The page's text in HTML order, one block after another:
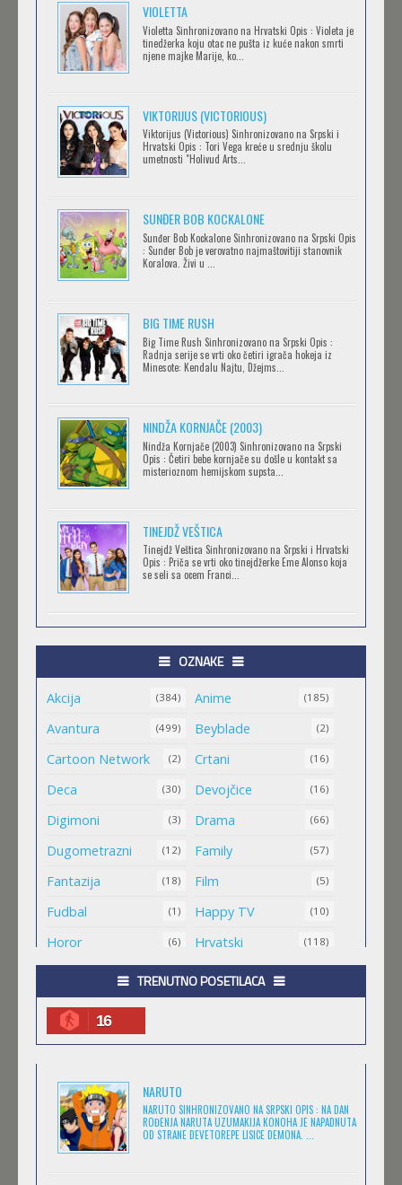
OBLUTAK
SERVAMP
Feb 12 2023 |
2.43: SEIIN HIGH SCHOOL BOYS VOLLEYBALL
TEAM
CLEAN FREAK! AOYAMA-KUN
Feb 12 2023 |Gledaj »
RECORD OF RAGNAROK
Feb 11 2023 |Gledaj »
TORADORA
Feb 11 2023 |Gledaj »
TRIGUN STAMPEDE
Feb 11 2023 |Gledaj »
ORIENT
Feb 11 2023 |Gledaj »
MALI MEDA ČARLI
MAO MAO HEROJI CISTOG SRCA
.HACK//ROOTS
Feb 11 2023 | Gledaj »
.HACK//SIGN
Feb 11 2023 |Gledaj »
VIOLETTA
Violetta Sinhronizovano na Hrvatski Opis : Violeta je
tinedžerka koju otac ne pušta iz kuće nakon smrti
njene majke Marije, ko...
VIKTORIJUS (VICTORIOUS)
Viktorijus (Victorious) Sinhronizovano na Srpski i
Hrvatski Opis : Tori Vega kreće u srednju školu
umetnosti "Holivud Arts...
SUNĐER BOB KOCKALONE
Sunđer Bob Kockalone Sinhronizovano na Srpski Opis
: Sunđer Bob je verovatno najmaštovitiji stanovnik
Koralova. Živi u ...
BIG TIME RUSH
Big Time Rush Sinhronizovano na Srpski Opis :
Radnja serije se vrti oko četiri igrača hokeja iz
Minesote: Kendalu Najtu, Džejms...
NINDŽA KORNJAČE (2003)
Nindža Kornjače (2003) Sinhronizovano na Srpski
Opis : Četiri bebe kornjače su došle u kontakt sa
misterioznom hemijskom supsta...
TINEJDŽ VEŠTICA
Tinejdž Veštica Sinhronizovano na Srpski i Hrvatski
Opis : Priča se vrti oko tinejdžerke Eme Alonso koja
se seli sa ocem Franci...
OZNAKE
Akcija (384) Anime (185)
Avantura (499) Beyblade (2)
Cartoon Network (2) Crtani (16)
Deca (30) Devojčice (16)
Digimoni (3) Drama (66)
Dugometrazni (12) Family (57)
Fantazija (18) Film (5)
Fudbal (1) Happy TV (10)
Horor (6) Hrvatski (118)
Jugio
Komedija Kratkometrazni
magija
Misterija (7)
Naučna Fantastika Nickelodeon (11)
TRENUTNO POSETILACA
16
NARUTO
NARUTO SINHRONIZOVANO NA SRPSKI OPIS : NA DAN
ROĐENJA NARUTA UZUMAKIJA KONOHA JE NAPADNUTA
OD STRANE DEVETOREPE LISICE DEMONA. ...